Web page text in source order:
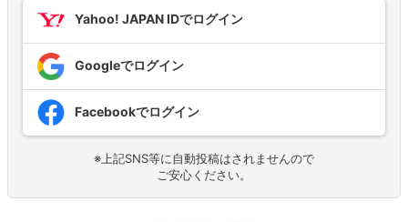
Yahoo! JAPAN IDでログイン
Googleでログイン
Facebookでログイン
※上記SNS等に自動投稿はされませんので
ご安心ください。